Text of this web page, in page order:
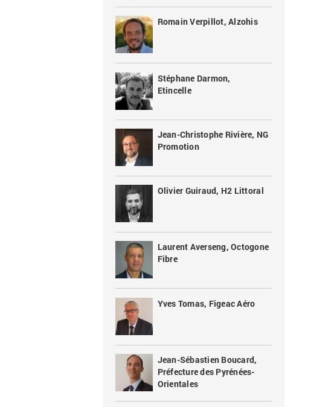
Romain Verpillot, Alzohis
Stéphane Darmon,
Etincelle
Jean-Christophe Rivière, NG
Promotion
Olivier Guiraud, H2 Littoral
Laurent Averseng, Octogone
Fibre
Yves Tomas, Figeac Aéro
Jean-Sébastien Boucard,
Préfecture des Pyrénées-
Orientales